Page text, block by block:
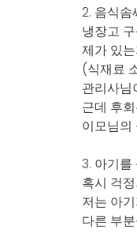
2. 음식솜
냉장고
제가 있
(식재료
관리사님
근데 후
이모님의
3. 아기
혹시 걱
저는 아
다른 부